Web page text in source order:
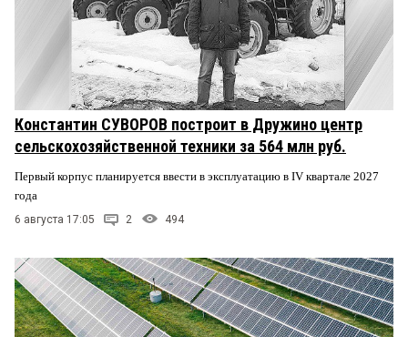
Константин СУВОРОВ построит в Дружино центр
сельскохозяйственной техники за 564 млн руб.
Первый корпус планируется ввести в эксплуатацию в IV квартале 2027
года
6 августа 17:05 2 494